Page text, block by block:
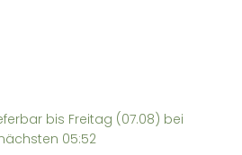
bis Freitag (07.08) bei
05:52